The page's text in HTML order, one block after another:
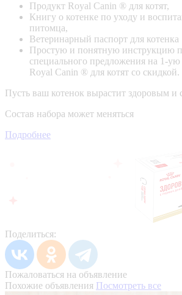
Продукт Royal Canin ® для котят,
Книгу о котенке по уходу и
питомца,
Ветеринарный паспорт для котенка
Простую и понятную инструкцию
специального предложения на 1-
Royal Canin ® для котят со скидкой.
Пусть ваш котенок вырастит здоровым и
Состав набора может меняться
Подробнее
Поделиться:
Пожаловаться на объявление
Похожие объявления Посмотреть все